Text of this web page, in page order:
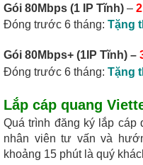
Gói 80Mbps (1 IP Tĩnh) –
Đóng trước 6 tháng: Tặng
Gói 80Mbps+ (1IP Tĩnh) –
Đóng trước 6 tháng: Tặng
Lắp cáp quang
Quá trình đăng ký lắp cáp
nhân viên tư vấn và
khoảng 15 phút là quý